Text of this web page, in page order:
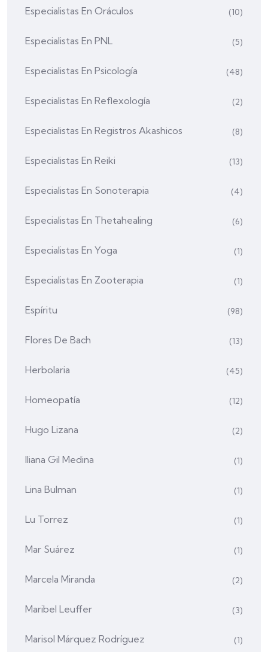
Especialistas En Oráculos (10)
Especialistas En PNL (5)
Especialistas En Psicología (48)
Especialistas En Reflexología (2)
Especialistas En Registros Akashicos (8)
Especialistas En Reiki (13)
Especialistas En Sonoterapia (4)
Especialistas En Thetahealing (6)
Especialistas En Yoga (1)
Especialistas En Zooterapia (1)
Espíritu (98)
Flores De Bach (13)
Herbolaria (45)
Homeopatía (12)
Hugo Lizana (2)
Iliana Gil Medina (1)
Lina Bulman (1)
Lu Torrez (1)
Mar Suárez (1)
Marcela Miranda (2)
Maribel Leuffer (3)
Marisol Márquez Rodríguez (1)